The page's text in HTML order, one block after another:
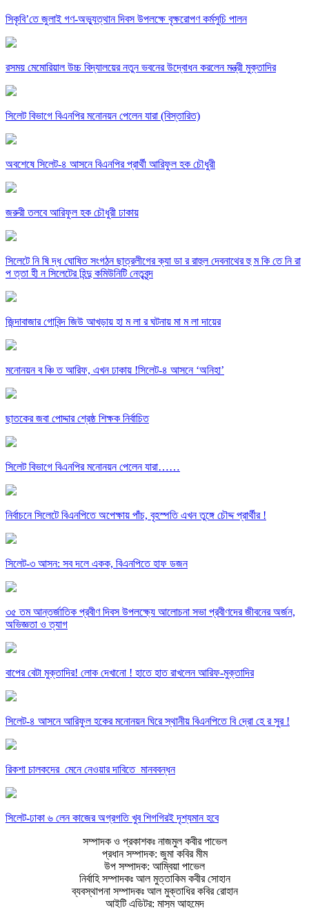
সিকৃবি’তে জুলাই গণ-অভ্যুত্থান দিবস উপলক্ষে বৃক্ষরোপণ কর্মসুচি পালন
রসময় মেমোরিয়াল উচ্চ বিদ্যালয়ের নতুন ভবনের উদ্বোধন করলেন মন্ত্রী মুক্তাদির
সিলেট বিভাগে বিএনপির মনোনয়ন পেলেন যারা (বিস্তারিত)
অবশেষে সিলেট-৪ আসনে বিএনপির প্রার্থী আরিফুল হক চৌধুরী
জরুরী তলবে আরিফুল হক চৌধুরী ঢাকায়
সিলেটে নি ষি দ্ধ ঘোষিত সংগঠন ছাত্রলীগের ক্যা ডা র রাহুল দেবনাথের হু ম কি তে নি রা
প ত্তা হী ন সিলেটের হিন্দু কমিউনিটি নেতৃবৃন্দ
জিন্দাবাজার গোবিন্দ জিউ আখড়ায় হা ম লা র ঘটনায় মা ম লা দায়ের
মনোনয়ন ব ঞ্চি ত আরিফ, এখন ঢাকায় !সিলেট-৪ আসনে ‘অনিহা’
ছাতকের জবা পোদ্দার শ্রেষ্ঠ শিক্ষক নির্বাচিত
সিলেট বিভাগে বিএনপির মনোনয়ন পেলেন যারা……
নির্বাচনে সিলেটে বিএনপিতে অপেক্ষায় পাঁচ, বৃহস্পতি এখন তুঙ্গে চৌদ্দ প্রার্থীর !
সিলেট-৩ আসন: সব দলে একক, বিএনপিতে হাফ ডজন
৩৫ তম আন্তর্জাতিক প্রবীণ দিবস উপলক্ষ্যে আলোচনা সভা প্রবীণদের জীবনের অর্জন,
অভিজ্ঞতা ও ত্যাগ
বাপের বেটা মুক্তাদির! লোক দেখানো ! হাতে হাত রাখলেন আরিফ-মুক্তাদির
সিলেট-৪ আসনে আরিফুল হকের মনোনয়ন ঘিরে স্থানীয় বিএনপিতে বি দ্রো হে র সুর !
রিকশা চালকদের মেনে নেওয়ার দাবিতে মানববন্ধন
সিলেট-ঢাকা ৬ লেন কাজের অগ্রগতি খুব শিগগিরই দৃশ্যমান হবে
সম্পাদক ও প্রকাশকঃ নাজমুল কবীর পাভেল
প্রধান সম্পাদক: জুমা কবির মীম
উপ সম্পাদক: আম্বিয়া পাভেল
নির্বাহি সম্পাদকঃ আল মুত্তাকিম কবীর সোহান
ব্যবস্থাপনা সম্পাদকঃ আল মুক্তাধির কবির রোহান
আইটি এডিটর: মাসুম আহমেদ